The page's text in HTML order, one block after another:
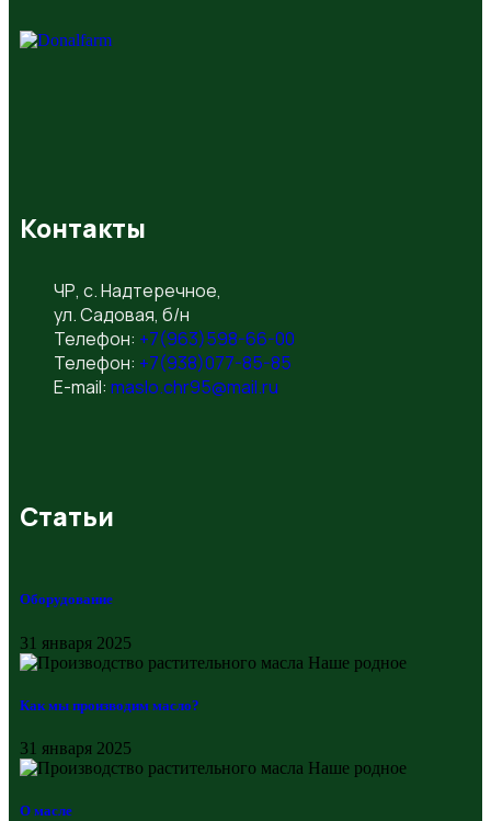
Контакты
ЧР, с. Надтеречное,
ул. Садовая, б/н
Телефон: +7(963)598-66-00
Телефон: +7(938)077-85-85
E-mail: maslo.chr95@mail.ru
Статьи
Оборудование
31 января 2025
Как мы производим масло?
31 января 2025
О масле